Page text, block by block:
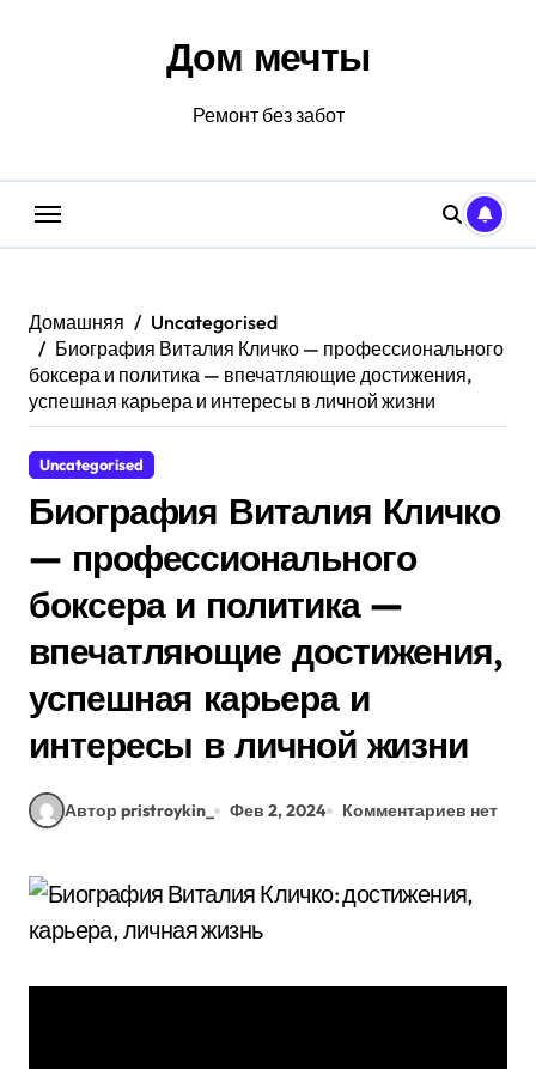
Дом мечты
Ремонт без забот
Домашняя
Uncategorised
Биография Виталия Кличко — профессионального
боксера и политика — впечатляющие достижения,
успешная карьера и интересы в личной жизни
Uncategorised
Биография Виталия Кличко
— профессионального
боксера и политика —
впечатляющие достижения,
успешная карьера и
интересы в личной жизни
Автор pristroykin_ Фев 2, 2024 Комментариев нет